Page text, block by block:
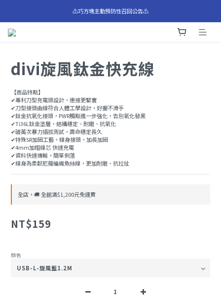
⚠️巧方塊主動預防性召回公告⚠️
⚠️巧方塊主動預防性召回公告⚠️
divi旋風鈦金快充線
【商品特點】
✔專利刀型充電頭設計，連接更緊實
✔刀型接頭曲線符合人體工學設計，好握不滑手
✔鈦金抗氧化接頭，PWR觸點進一步強化，告別氧化發黑
✔Ti36L鈦金塗層，結構穩定、耐磨、抗氧化
✔破萬次暴力插拔測試，壽命穩定長久
✔特殊SR加固工藝，線身接頭，加長加固
✔4mm加粗線芯 快速充電
✔資料快速傳輸，簡單俐落
✔線身為柔韌尼龍編織魚絲線，更加耐磨、抗拉扯
全店，🚚 全館滿$1,200元免運費
NT$159
顏色